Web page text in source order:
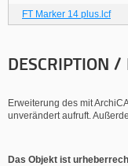
FT Marker 14 plus.lcf
DESCRIPTION /
Erweiterung des mit
unverändert aufruft.
Das Objekt ist